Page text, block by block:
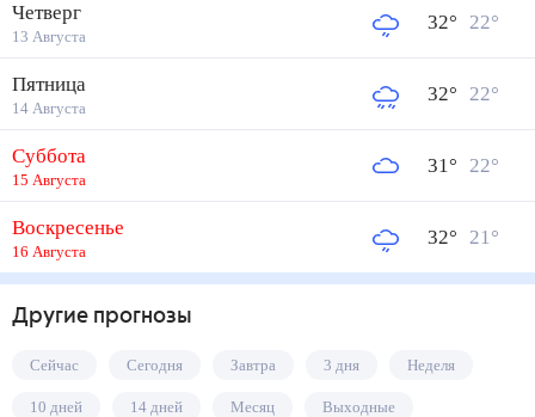
Четверг
13 Августа
32° 22°
Пятница
14 Августа
32° 22°
Суббота
15 Августа
31° 22°
Воскресенье
16 Августа
32° 21°
Другие прогнозы
Сейчас Сегодня Завтра 3 дня Неделя
10 дней 14 дней Месяц Выходные